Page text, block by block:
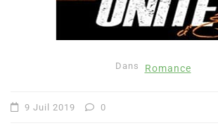
Dans Romance
9 Juil 2019 0